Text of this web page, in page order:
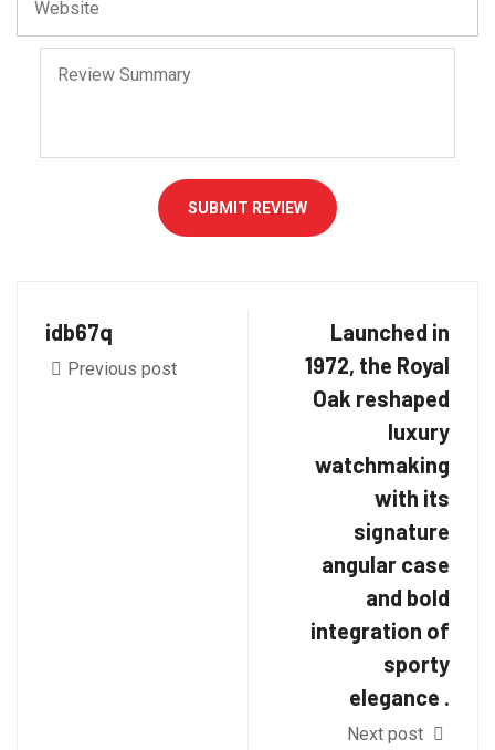
SUBMIT REVIEW
idb67q
Previous post
Launched in
1972, the Royal
Oak reshaped
luxury
watchmaking
with its
signature
angular case
and bold
integration of
sporty
elegance .
Next post